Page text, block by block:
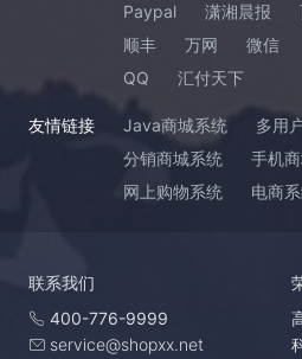
Paypal
潇湘晨报
顺丰
万网 微信
QQ
汇付天下
友情链接 Java商城系统
多用
分销商城系统
手机
网上购物系统
电商
联系我们
400-776-9999
service@shopxx.net